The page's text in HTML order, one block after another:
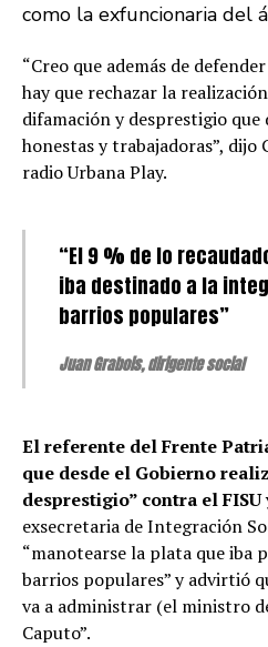
como la exfuncionaria del
“Creo que además de
hay que rechazar la
difamación y desprestigio que
honestas y trabajadoras”, dijo
radio Urbana Play.
“El 9 % de lo
iba destinado a la
barrios populares”
Juan Grabois, dirigente social
El referente del Frente
que desde el Gobierno
desprestigio” contra el
exsecretaria de Integración
“manotearse la plata que iba
barrios populares” y advirtió
va a administrar (el ministro
Caputo”.